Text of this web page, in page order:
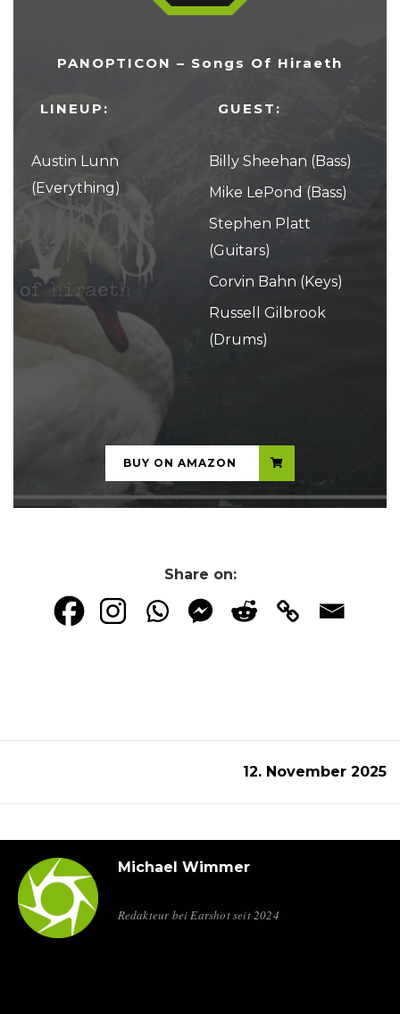
PANOPTICON – Songs Of Hiraeth
LINEUP:
Austin Lunn
(Everything)
GUEST:
Billy Sheehan (Bass)
Mike LePond (Bass)
Stephen Platt
(Guitars)
Corvin Bahn (Keys)
Russell Gilbrook
(Drums)
BUY ON AMAZON
Share on:
12. November 2025
Michael Wimmer
Redakteur bei Earshot seit 2024